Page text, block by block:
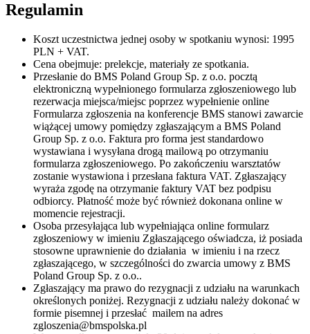
Regulamin
Koszt uczestnictwa jednej osoby w spotkaniu wynosi: 1995
PLN + VAT.
Cena obejmuje: prelekcje, materiały ze spotkania.
Przesłanie do BMS Poland Group Sp. z o.o. pocztą
elektroniczną wypełnionego formularza zgłoszeniowego lub
rezerwacja miejsca/miejsc poprzez wypełnienie online
Formularza zgłoszenia na konferencje BMS stanowi zawarcie
wiążącej umowy pomiędzy zgłaszającym a BMS Poland
Group Sp. z o.o. Faktura pro forma jest standardowo
wystawiana i wysyłana drogą mailową po otrzymaniu
formularza zgłoszeniowego. Po zakończeniu warsztatów
zostanie wystawiona i przesłana faktura VAT. Zgłaszający
wyraża zgodę na otrzymanie faktury VAT bez podpisu
odbiorcy. Płatność może być również dokonana online w
momencie rejestracji.
Osoba przesyłająca lub wypełniająca online formularz
zgłoszeniowy w imieniu Zgłaszającego oświadcza, iż posiada
stosowne uprawnienie do działania w imieniu i na rzecz
zgłaszającego, w szczególności do zwarcia umowy z BMS
Poland Group Sp. z o.o..
Zgłaszający ma prawo do rezygnacji z udziału na warunkach
określonych poniżej. Rezygnacji z udziału należy dokonać w
formie pisemnej i przesłać mailem na adres
zgloszenia@bmspolska.pl